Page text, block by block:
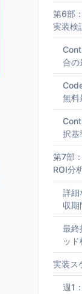
第6部
実装検
合の
無料
択基
第7部
ROI分
詳細
収期
最終
ッ
実装ス
週1